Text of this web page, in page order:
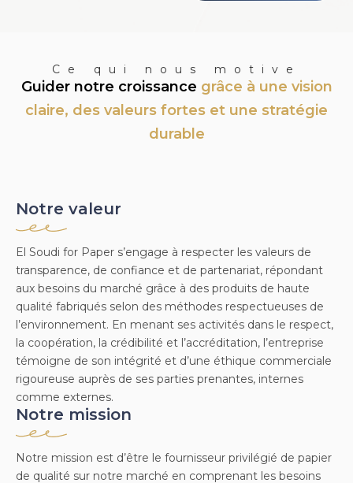
Ce qui nous motive
Guider notre croissance grâce à une vision
claire, des valeurs fortes et une stratégie
durable
Notre valeur
El Soudi for Paper s’engage à respecter les valeurs de
transparence, de confiance et de partenariat, répondant
aux besoins du marché grâce à des produits de haute
qualité fabriqués selon des méthodes respectueuses de
l’environnement. En menant ses activités dans le respect,
la coopération, la crédibilité et l’accréditation, l’entreprise
témoigne de son intégrité et d’une éthique commerciale
rigoureuse auprès de ses parties prenantes, internes
comme externes.
Notre mission
Notre mission est d’être le fournisseur privilégié de papier
de qualité sur notre marché en comprenant les besoins